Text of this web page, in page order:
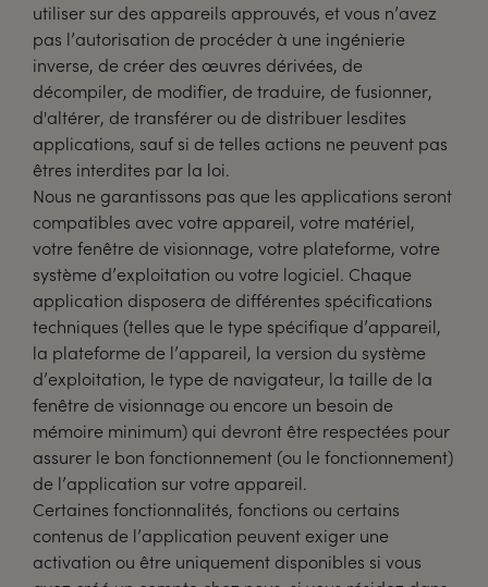
utiliser sur des appareils approuvés, et vous n’avez
pas l’autorisation de procéder à une ingénierie
inverse, de créer des œuvres dérivées, de
décompiler, de modifier, de traduire, de fusionner,
d'altérer, de transférer ou de distribuer lesdites
applications, sauf si de telles actions ne peuvent pas
êtres interdites par la loi.
Nous ne garantissons pas que les applications seront
compatibles avec votre appareil, votre matériel,
votre fenêtre de visionnage, votre plateforme, votre
système d’exploitation ou votre logiciel. Chaque
application disposera de différentes spécifications
techniques (telles que le type spécifique d’appareil,
la plateforme de l’appareil, la version du système
d’exploitation, le type de navigateur, la taille de la
fenêtre de visionnage ou encore un besoin de
mémoire minimum) qui devront être respectées pour
assurer le bon fonctionnement (ou le fonctionnement)
de l’application sur votre appareil.
Certaines fonctionnalités, fonctions ou certains
contenus de l’application peuvent exiger une
activation ou être uniquement disponibles si vous